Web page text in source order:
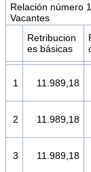
Relación número
Vacantes
Retribucion
es básicas
1 11.989,18
2 11.989,18
3 11.989,18